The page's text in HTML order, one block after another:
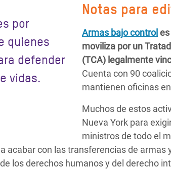
por
quienes
defender
vidas.
Notas para
Armas bajo control
moviliza por un
(TCA) legalmente
Cuenta con 90
mantienen oficinas
Muchos de estos
Nueva York para
ministros de todo el
acabar con las transferencias de armas
los derechos humanos y del derecho